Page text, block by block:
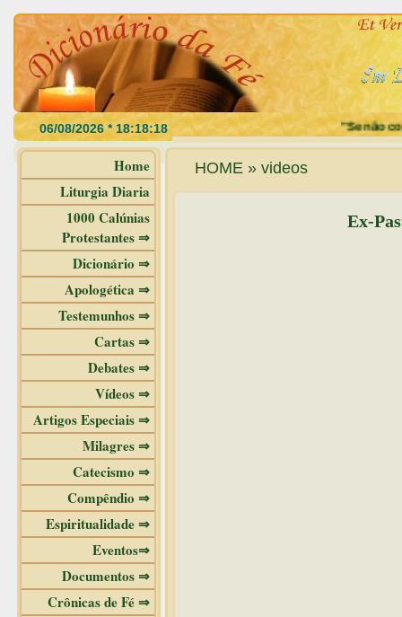
"Se não
Home
Liturgia Diaria
1000 Calúnias
Protestantes ⇒
Dicionário ⇒
Apologética ⇒
Testemunhos ⇒
Cartas ⇒
Debates ⇒
Vídeos ⇒
Artigos Especiais ⇒
Milagres ⇒
Catecismo ⇒
Compêndio ⇒
Espiritualidade ⇒
Eventos⇒
Documentos ⇒
Crônicas de Fé ⇒
HOME » videos
Ex-